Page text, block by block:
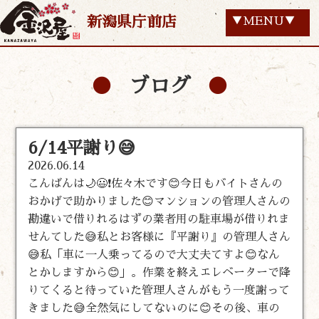
新潟県庁前店 ▼MENU▼
ブログ
6/14平謝り😅
2026.06.14
こんばんは🌙😃❗佐々木です😊今日もバイトさんの
おかげで助かりました😊マンションの管理人さんの
勘違いで借りれるはずの業者用の駐車場が借りれま
せんてした😅私とお客様に『平謝り』の管理人さん
😅私「車に一人乗ってるので大丈夫てすよ😊なん
とかしますから😊」。作業を終えエレベーターで降
りてくると待っていた管理人さんがもう一度謝って
きました😅全然気にしてないのに😊その後、車の